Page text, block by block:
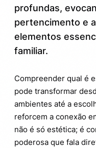
Dicas práticas
família no dia a
3.1. Curiosidades: a
Quais emoções
cor que
profundas,
pertencimento e
elementos
familiar.
Compreender qual é
pode transformar
ambientes até a
reforcem a conexão
não é só estética; é
poderosa que fala